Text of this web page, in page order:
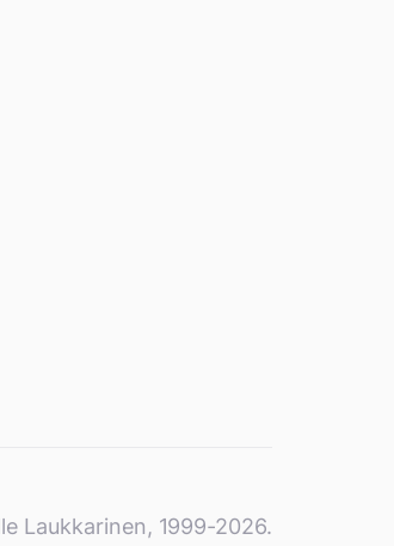
Laukkarinen, 1999-2026.